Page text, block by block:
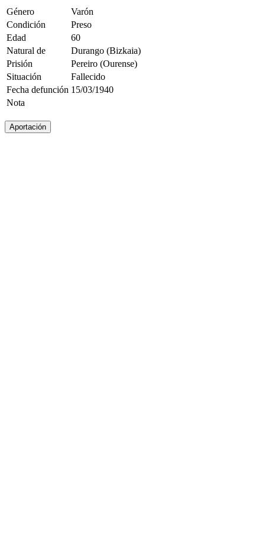
Género
Varón
Condición
Preso
Edad
60
Natural de
Durango (Bizkaia)
Prisión
Pereiro (Ourense)
Situación
Fallecido
Fecha defunción 15/03/1940
Nota